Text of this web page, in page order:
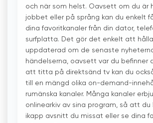
och när som helst. Oavsett om du är
jobbet eller på språng kan du enkelt
dina favoritkanaler från din dator,
surfplatta. Det gör det enkelt att
uppdaterad om de senaste
händelserna, oavsett var du befinner
att titta på direktsänd tv kan du
till en mängd olika on-demand-
rumänska kanaler. Många kanaler
onlinearkiv av sina program, så att du
ikapp avsnitt du missat eller se dina